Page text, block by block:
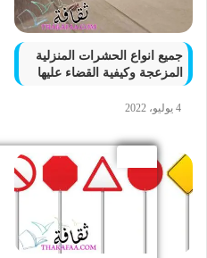
جميع انواع الحشرات المنزلية
المزعجة وكيفية القضاء عليها
4 يوليو، 2022